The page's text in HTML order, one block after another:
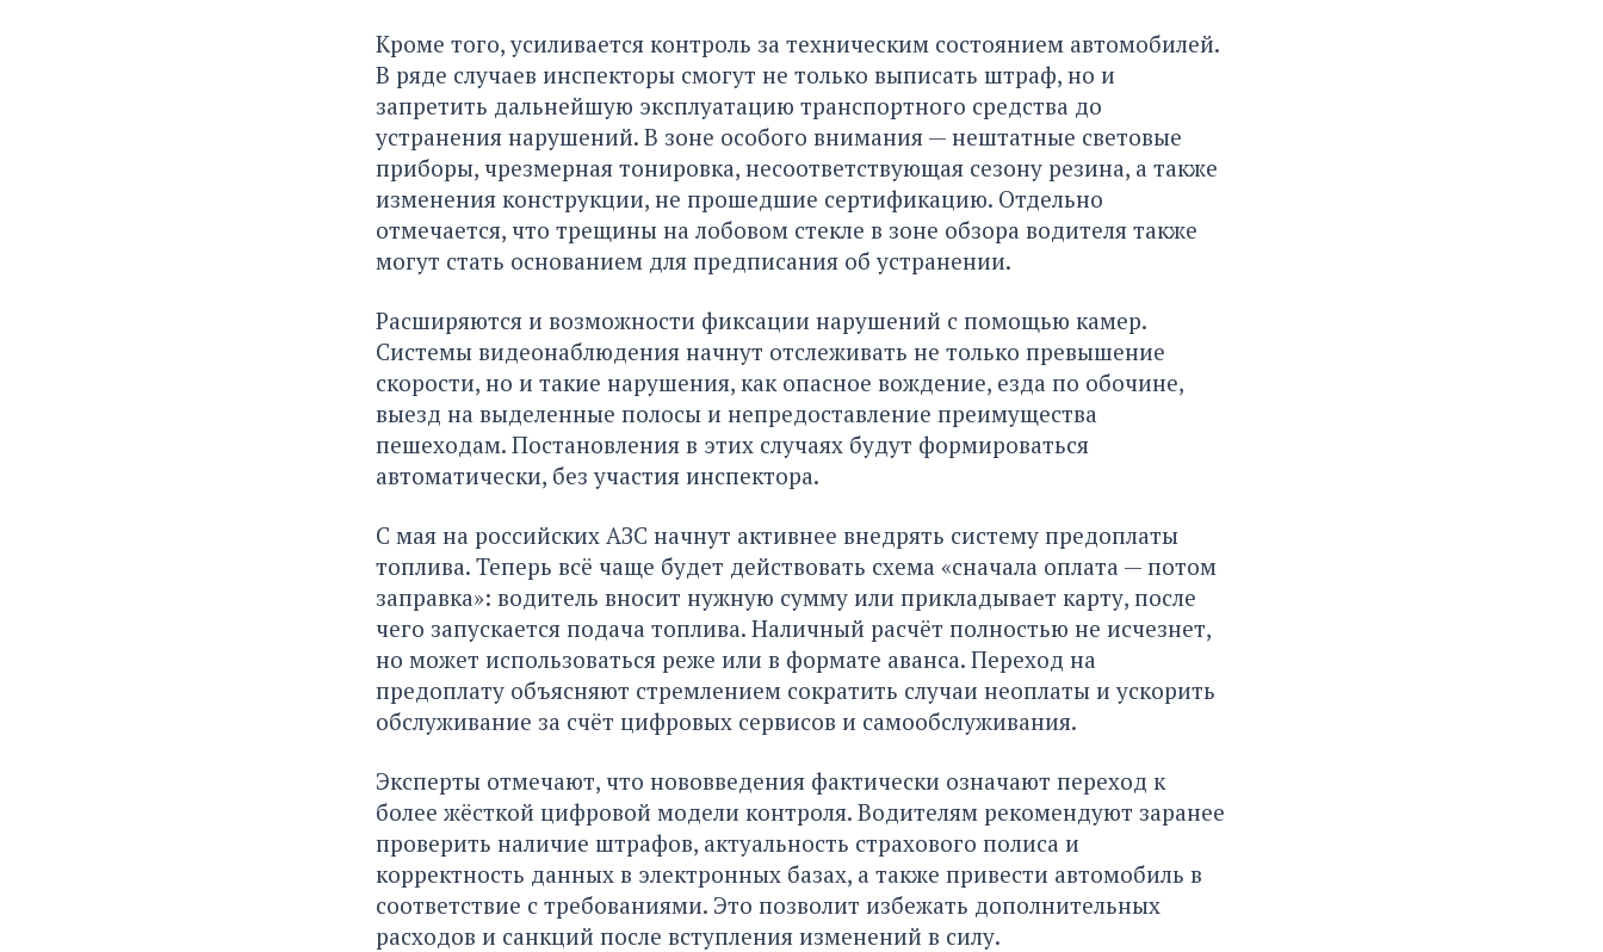
Кроме того, усиливается контроль за техническим состоянием автомобилей.
В ряде случаев инспекторы смогут не только выписать штраф, но и
запретить дальнейшую эксплуатацию транспортного средства до
устранения нарушений. В зоне особого внимания — нештатные световые
приборы, чрезмерная тонировка, несоответствующая сезону резина, а также
изменения конструкции, не прошедшие сертификацию. Отдельно
отмечается, что трещины на лобовом стекле в зоне обзора водителя также
могут стать основанием для предписания об устранении.
Расширяются и возможности фиксации нарушений с помощью камер.
Системы видеонаблюдения начнут отслеживать не только превышение
скорости, но и такие нарушения, как опасное вождение, езда по обочине,
выезд на выделенные полосы и непредоставление преимущества
пешеходам. Постановления в этих случаях будут формироваться
автоматически, без участия инспектора.
С мая на российских АЗС начнут активнее внедрять систему предоплаты
топлива. Теперь всё чаще будет действовать схема «сначала оплата — потом
заправка»: водитель вносит нужную сумму или прикладывает карту, после
чего запускается подача топлива. Наличный расчёт полностью не исчезнет,
но может использоваться реже или в формате аванса. Переход на
предоплату объясняют стремлением сократить случаи неоплаты и ускорить
обслуживание за счёт цифровых сервисов и самообслуживания.
Эксперты отмечают, что нововведения фактически означают переход к
более жёсткой цифровой модели контроля. Водителям рекомендуют заранее
проверить наличие штрафов, актуальность страхового полиса и
корректность данных в электронных базах, а также привести автомобиль в
соответствие с требованиями. Это позволит избежать дополнительных
расходов и санкций после вступления изменений в силу.